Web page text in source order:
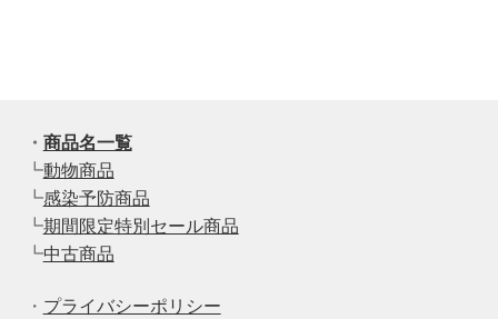
・ 商品名一覧
┗動物商品
┗感染予防商品
┗期間限定特別セール商品
┗中古商品
・ プライバシーポリシー